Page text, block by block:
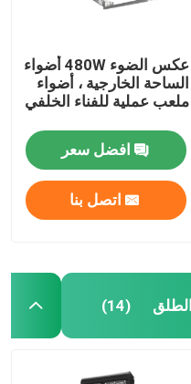
عكس الضوء 480W أضواء
الساحة الخارجية ، أضواء
ملعب عملية للفناء الخلفي
افضل سعر
اتصل بنا
(14)